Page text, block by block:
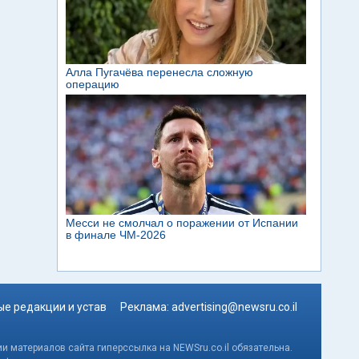
редакции и устав Реклама: advertising@newsru.co.il
сайта гиперссылка на NEWSru.co.il обязательна.